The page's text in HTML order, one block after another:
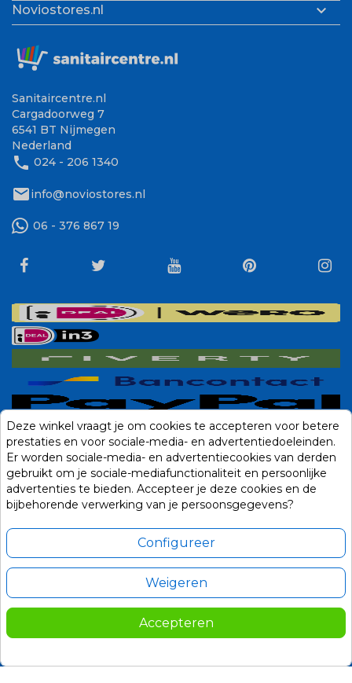
Noviostores.nl 
Sanitaircentre.nl
Cargadoorweg 7
6541 BT Nijmegen
Nederland
phone 024 - 206 1340
mailinfo@noviostores.nl
06 - 376 867 19
Deze winkel vraagt je om cookies te accepteren voor betere
prestaties en voor sociale-media- en advertentiedoeleinden.
Er worden sociale-media- en advertentiecookies van derden
gebruikt om je sociale-mediafunctionaliteit en persoonlijke
advertenties te bieden. Accepteer je deze cookies en de
bijbehorende verwerking van je persoonsgegevens?
Configureer
Weigeren
Accepteren